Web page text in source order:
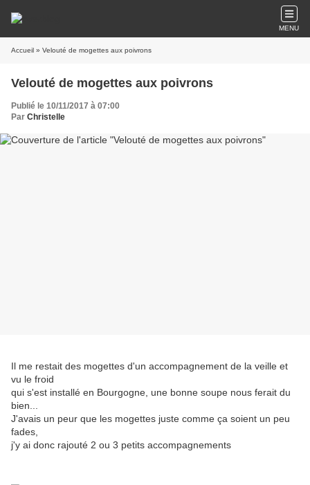
MENU
Accueil » Velouté de mogettes aux poivrons
Velouté de mogettes aux poivrons
Publié le 10/11/2017 à 07:00
Par Christelle
Il me restait des mogettes d'un accompagnement de la veille et
vu le froid
qui s'est installé en Bourgogne, une bonne soupe nous ferait du
bien...
J'avais un peur que les mogettes juste comme ça soient un peu
fades,
j'y ai donc rajouté 2 ou 3 petits accompagnements